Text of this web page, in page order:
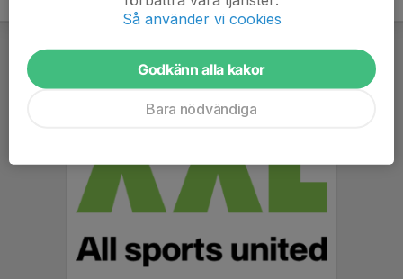
Så använder vi cookies
Godkänn alla kakor
Bara nödvändiga